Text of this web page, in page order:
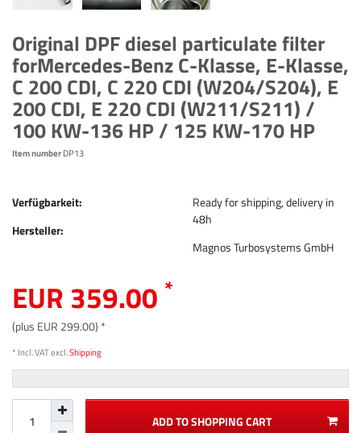
Original DPF diesel particulate filter
forMercedes-Benz C-Klasse, E-Klasse,
C 200 CDI, C 220 CDI (W204/S204), E
200 CDI, E 220 CDI (W211/S211) /
100 KW-136 HP / 125 KW-170 HP
Item numberDP13
Verfügbarkeit:
Hersteller:
Ready for shipping, delivery in
48h
Magnos Turbosystems GmbH
EUR 359.00 *
(plus EUR 299.00) *
* Incl. VAT excl.Shipping
ADD TO SHOPPING CART